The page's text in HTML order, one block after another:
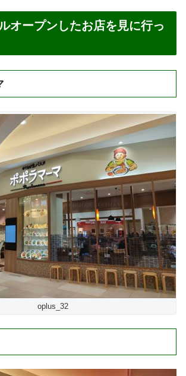
オープンしたお店を見に行っ
oplus_32